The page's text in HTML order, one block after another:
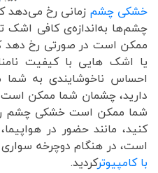
خشکی چشم زمانی رخ می‌دهد
چشم‌ها به‌اندازه‌ی کافی
ممکن است در صورتی رخ دهد
یا اشک هایی با کیفیت
احساس ناخوشایندی به
دارید، چشمان شما ممکن
شما ممکن است خشکی چشم
کنید، مانند حضور در
است، در هنگام دوچرخه
با کامپیوترکردید.